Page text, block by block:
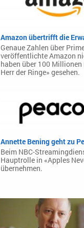
Amazon übertrifft die
Genaue Zahlen über
veröffentlichte Amazon
haben über 100 Millionen
Herr der Ringe» gesehen.
Annette Bening geht zu
Beim NBC-
Hauptrolle in «Apples
übernehmen.